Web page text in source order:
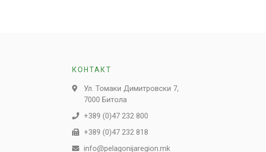
КОНТАКТ
Ул. Томаки Димитровски 7,
7000 Битола
+389 (0)47 232 800
+389 (0)47 232 818
info@pelagonijaregion.mk